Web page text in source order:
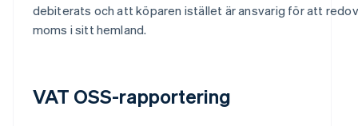
debiterats och att köparen istället är ansvarig för att
moms i sitt hemland.
VAT OSS-rapportering